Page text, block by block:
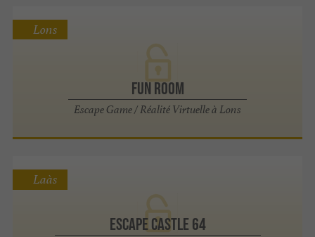
Fun Room
Escape Game / Réalité Virtuelle à Lons
Lons
Escape Castle 64
Laàs